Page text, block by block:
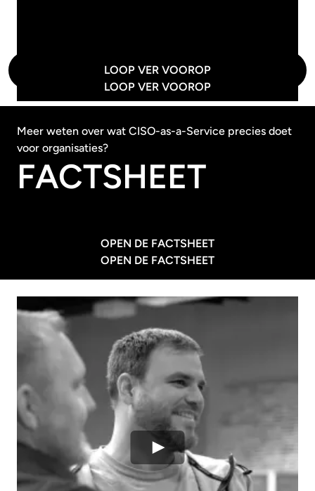
LOOP VER VOOROP
LOOP VER VOOROP
Meer weten over wat CISO-as-a-Service precies doet
voor organisaties?
FACTSHEET
OPEN DE FACTSHEET
OPEN DE FACTSHEET